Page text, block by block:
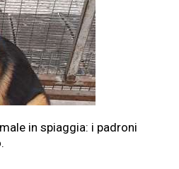
in spiaggia: i padroni